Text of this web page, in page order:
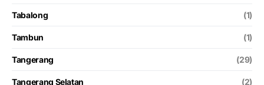
Tabalong (1)
Tambun (1)
Tangerang (29)
Tangerang Selatan (2)